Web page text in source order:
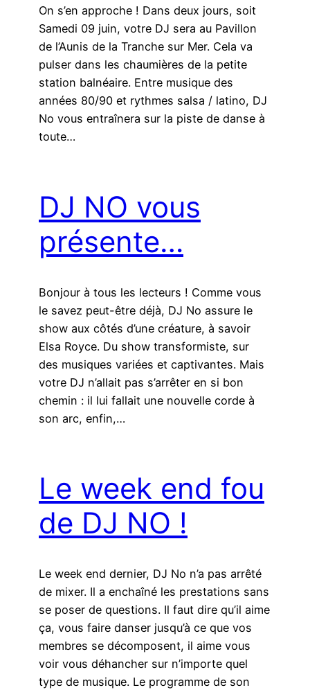
On s’en approche ! Dans deux jours, soit
Samedi 09 juin, votre DJ sera au Pavillon
de l’Aunis de la Tranche sur Mer. Cela va
pulser dans les chaumières de la petite
station balnéaire. Entre musique des
années 80/90 et rythmes salsa / latino, DJ
No vous entraînera sur la piste de danse à
toute…
DJ NO vous
présente…
Bonjour à tous les lecteurs ! Comme vous
le savez peut-être déjà, DJ No assure le
show aux côtés d’une créature, à savoir
Elsa Royce. Du show transformiste, sur
des musiques variées et captivantes. Mais
votre DJ n’allait pas s’arrêter en si bon
chemin : il lui fallait une nouvelle corde à
son arc, enfin,…
Le week end fou
de DJ NO !
Le week end dernier, DJ No n’a pas arrêté
de mixer. Il a enchaîné les prestations sans
se poser de questions. Il faut dire qu’il aime
ça, vous faire danser jusqu’à ce que vos
membres se décomposent, il aime vous
voir vous déhancher sur n’importe quel
type de musique. Le programme de son